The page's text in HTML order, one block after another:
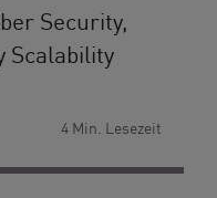
Security,
Scalability
4 Min. Lesezeit